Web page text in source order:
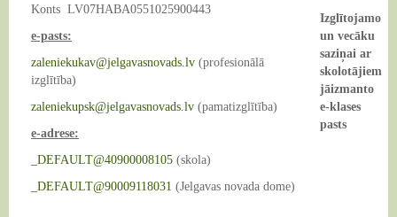
Konts LV07HABA0551025900443
e-pasts:
zaleniekukav@jelgavasnovads.lv (profesionālā
izglītība)
zaleniekupsk@jelgavasnovads.lv (pamatizglītība)
e-adrese:
_DEFAULT@40900008105 (skola)
_DEFAULT@90009118031 (Jelgavas novada dome)
Izglītojamo
un vecāku
saziņai ar
skolotājiem
jāizmanto
e-klases
pasts